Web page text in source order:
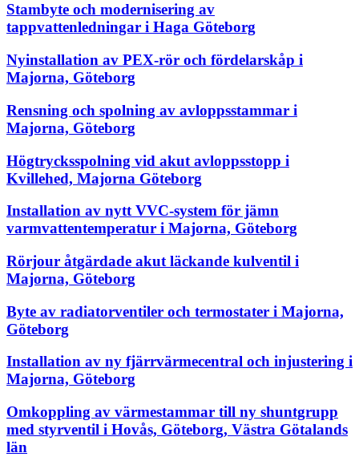
Stambyte och modernisering av
tappvattenledningar i Haga Göteborg
Nyinstallation av PEX-rör och fördelarskåp i
Majorna, Göteborg
Rensning och spolning av avloppsstammar i
Majorna, Göteborg
Högtrycksspolning vid akut avloppsstopp i
Kvillehed, Majorna Göteborg
Installation av nytt VVC-system för jämn
varmvattentemperatur i Majorna, Göteborg
Rörjour åtgärdade akut läckande kulventil i
Majorna, Göteborg
Byte av radiatorventiler och termostater i Majorna,
Göteborg
Installation av ny fjärrvärmecentral och injustering i
Majorna, Göteborg
Omkoppling av värmestammar till ny shuntgrupp
med styrventil i Hovås, Göteborg, Västra Götalands
län